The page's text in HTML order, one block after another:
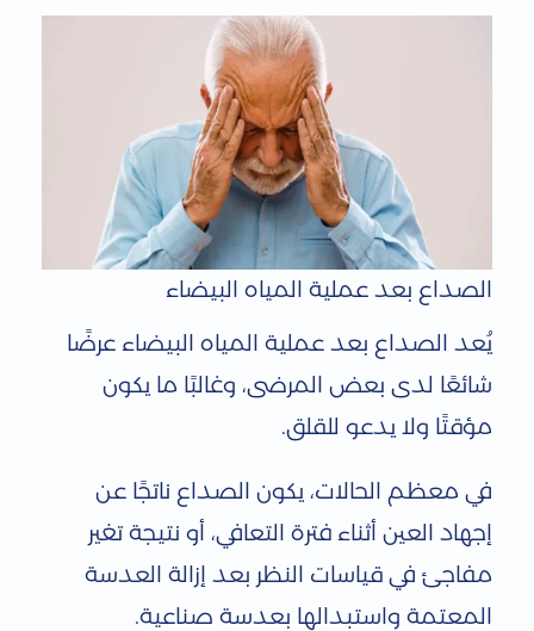
الصداع بعد عملية المياه البيضاء
يُعد الصداع بعد عملية المياه البيضاء عرضًا
شائعًا لدى بعض المرضى، وغالبًا ما يكون
مؤقتًا ولا يدعو للقلق.
في معظم الحالات، يكون الصداع ناتجًا عن
إجهاد العين أثناء فترة التعافي، أو نتيجة تغير
مفاجئ في قياسات النظر بعد إزالة العدسة
المعتمة واستبدالها بعدسة صناعية.